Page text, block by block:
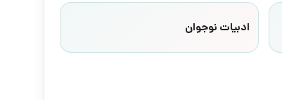
ادبیات نوجوان